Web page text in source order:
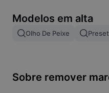
Mesclar imagens
Redimensionar Imagem
Modelos em alta
Olho De Peixe
Sobre remover